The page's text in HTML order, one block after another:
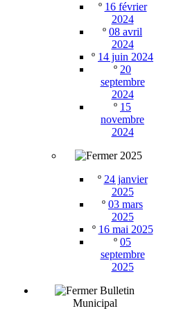
º 16 février
2024
º 08 avril
2024
º 14 juin 2024
º 20
septembre
2024
º 15
novembre
2024
2025
º 24 janvier
2025
º 03 mars
2025
º 16 mai 2025
º 05
septembre
2025
Bulletin
Municipal